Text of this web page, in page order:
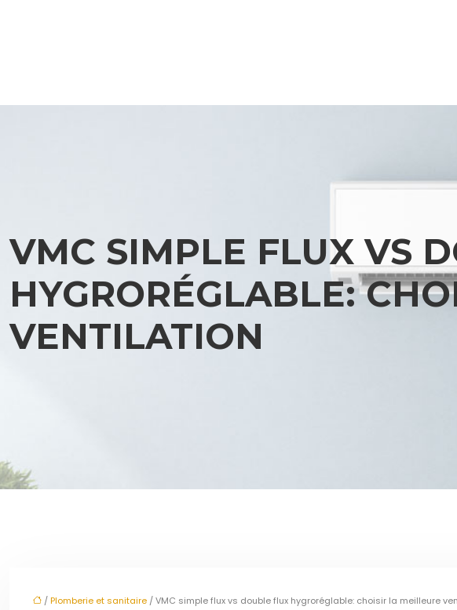
VMC SIMPLE FLUX VS
HYGRORÉGLABLE:
VENTILATION
/Plomberie et sanitaire / VMC simple flux vs double flux hygroréglable: choisir la meilleure